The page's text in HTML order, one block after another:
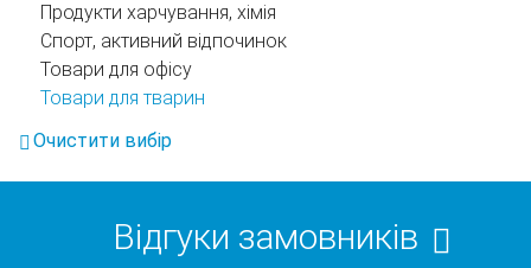
Продукти харчування, хімія
Спорт, активний відпочинок
Товари для офісу
Товари для тварин
Очистити вибір
Відгуки замовників